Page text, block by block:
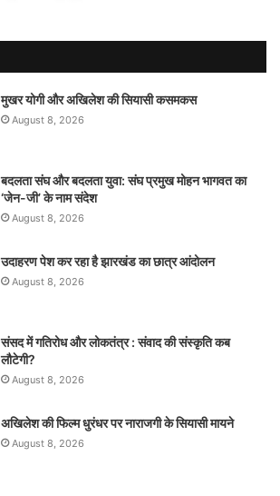
मुखर योगी और अखिलेश की सियासी कसमकस
August 8, 2026
बदलता संघ और बदलता युवा: संघ प्रमुख मोहन भागवत का
‘जेन-जी’ के नाम संदेश
August 8, 2026
उदाहरण पेश कर रहा है झारखंड का छात्र आंदोलन
August 8, 2026
संसद में गतिरोध और लोकतंत्र : संवाद की संस्कृति कब
लौटेगी?
August 8, 2026
अखिलेश की फिल्म धुरंधर पर नाराजगी के सियासी मायने
August 8, 2026